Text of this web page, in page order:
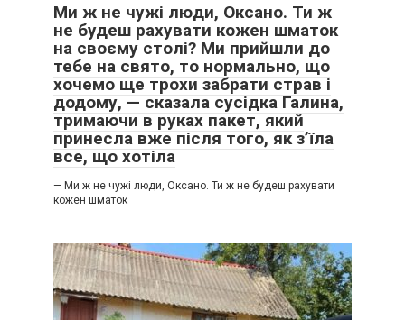
Ми ж не чужі люди, Оксано. Ти ж
не будеш рахувати кожен шматок
на своєму столі? Ми прийшли до
тебе на свято, то нормально, що
хочемо ще трохи забрати страв і
додому, — сказала сусідка Галина,
тримаючи в руках пакет, який
принесла вже після того, як з’їла
все, що хотіла
— Ми ж не чужі люди, Оксано. Ти ж не будеш рахувати
кожен шматок